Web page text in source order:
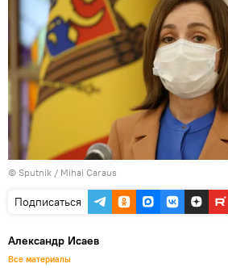
© Sputnik / Mihai Caraus
Подписаться
Александр Исаев
Все материалы